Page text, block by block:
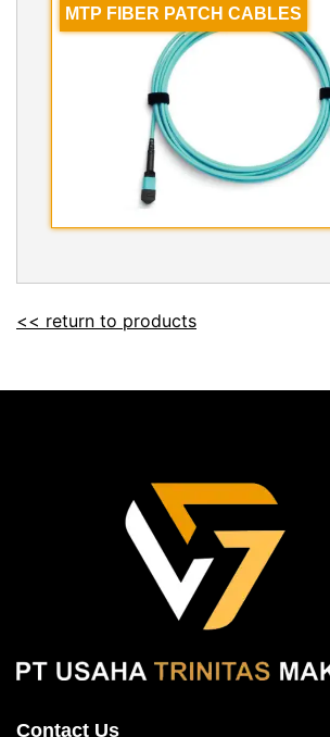
MTP FIBER PATCH CABLES
<< return to products
Contact Us